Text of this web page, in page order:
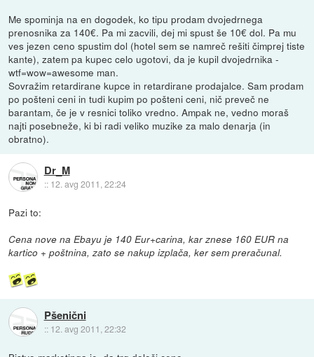
Me spominja na en dogodek, ko tipu prodam dvojedrnega
prenosnika za 140€. Pa mi zacvili, dej mi spust še 10€ dol. Pa mu
ves jezen ceno spustim dol (hotel sem se namreč rešiti čimprej tiste
kante), zatem pa kupec celo ugotovi, da je kupil dvojedrnika -
wtf=wow=awesome man.
Sovražim retardirane kupce in retardirane prodajalce. Sam prodam
po pošteni ceni in tudi kupim po pošteni ceni, nič preveč ne
barantam, če je v resnici toliko vredno. Ampak ne, vedno moraš
najti posebneže, ki bi radi veliko muzike za malo denarja (in
obratno).
Dr_M
:: 12. avg 2011, 22:24
Pazi to:
Cena nove na Ebayu je 140 Eur+carina, kar znese 160 EUR na
kartico + poštnina, zato se nakup izplača, ker sem preračunal.
Pšenični
:: 12. avg 2011, 22:32